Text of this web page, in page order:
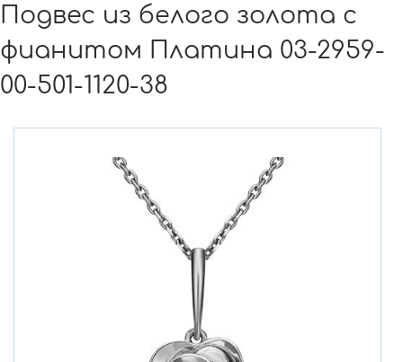
Подвес из белого золота с
фианитом Платина 03-2959-
00-501-1120-38